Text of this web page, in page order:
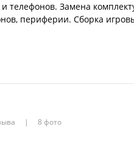
телефонов. Замена
периферии. Сборка
8 фото